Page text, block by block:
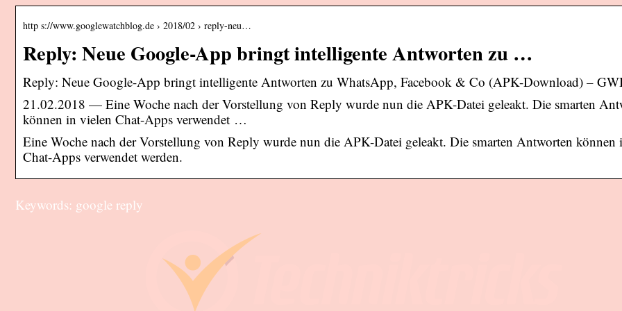
http s://www.googlewatchblog.de › 2018/02 › reply-neu…
Reply: Neue Google-App bringt intelligente Antworten zu …
Reply: Neue Google-App bringt intelligente Antworten zu WhatsApp, Facebook & Co (APK-Download) –
21.02.2018 — Eine Woche nach der Vorstellung von Reply wurde nun die APK-Datei geleakt. Die smarten
können in vielen Chat-Apps verwendet …
Eine Woche nach der Vorstellung von Reply wurde nun die APK-Datei geleakt. Die smarten Antworten können
Chat-Apps verwendet werden.
Keywords: google reply